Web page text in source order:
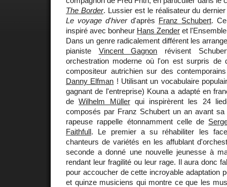
The Border. Lussier est le réalisateur du
Le voyage d'hiverd'après Franz Schubert.
inspiré avec bonheur Hans Zender et
Dans un genre radicalement différent les
pianiste Vincent Gagnon révisent
orchestration moderne où l'on est surpris de
compositeur autrichien sur des
Danny Elfman ! Utilisant un vocabulaire
gagnant de l'entreprise) Kouna a adapté en
deWilhelm Müllerqui inspirèrent les 24
composés par Franz Schubert un an avant
rapeuse rappelle étonnamment celle de
Faithfull. Le premier a su réhabiliter les
chanteurs de variétés en les affublant
seconde a donné une nouvelle jeunesse à
rendant leur fragilité ou leur rage. Il aura donc
pour accoucher de cette incroyable adaptation
et quinze musiciens qui montre ce que les